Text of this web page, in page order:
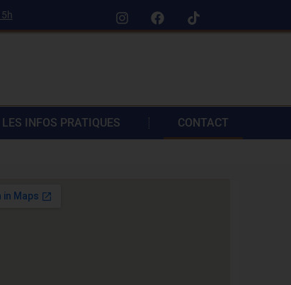
LES INFOS PRATIQUES CONTACT